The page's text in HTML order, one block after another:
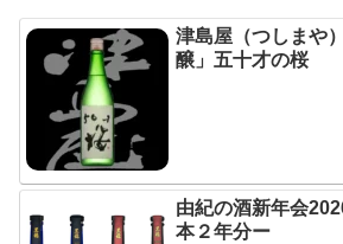
津島屋（つしまや
醸」五十才の桜
由紀の酒新年会
本２年分ー